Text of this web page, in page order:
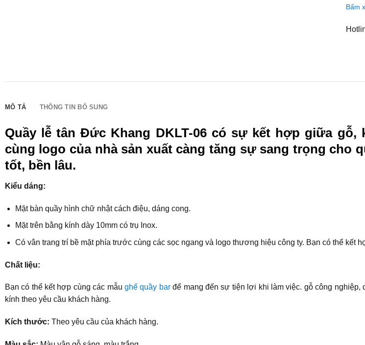
Bấm
MÔ TẢ THÔNG TIN BỔ SUNG
Quầy lễ tân Đức Khang DKLT-06 có sự kết hợp giữa
cùng logo của nhà sản xuất càng tăng sự sang trọng cho
tốt, bền lâu.
Kiểu dáng:
Mặt bàn quầy hình chữ nhật cách điệu, dáng cong.
Mặt trên bằng kính dày 10mm có trụ Inox.
Có vân trang trí bề mặt phía trước cùng các sọc ngang và logo thương hiệu công ty. Bạn có thể kết
Chất liệu:
Bạn có thể kết hợp cùng các mẫu ghế quầy barđể mang đến sự tiện lợi khi làm việc. gỗ công nghiệp,
kính theo yêu cầu khách hàng.
Kích thước: Theo yêu cầu của khách hàng.